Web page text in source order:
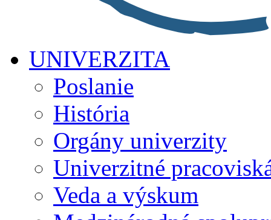
UNIVERZITA
Poslanie
História
Orgány univerzity
Univerzitné
Veda a výskum